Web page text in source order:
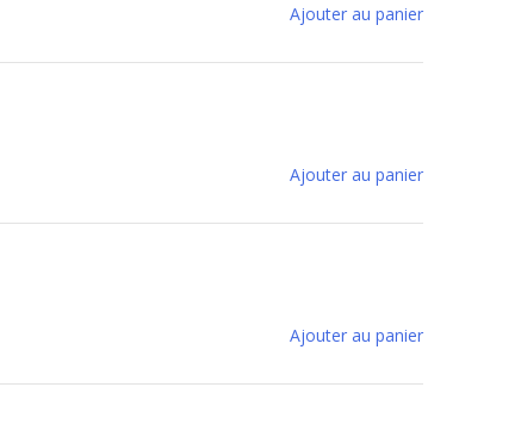
Ajouter au panier
Ajouter au panier
Ajouter au panier